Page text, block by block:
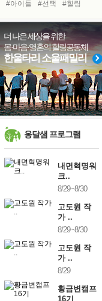
아픈 아버지를 위한 공간 설계
슬럼프
보고 싶은 어머니
유년 시절의 부산 영도 바다
못된 꼰대들
너무 황홀한 꽃들이여!
희망이란
'모른다'는 것
#아이들
#선택
#힐링
#사람
#독서
#친구
#다짐
#면역력
#비전캠프
#극복
#경험
#희망
#삶
#위기
#링컨학교
더 나은 세상을 위한
몸·마음·영혼의 힐링공동체
한울타리 소울패밀리
옹달샘 프로그램
내면혁명워
크..
8/29~8/30
고도원 작
가 ..
8/29~8/30
고도원 작
가 ..
8/29
황금변캠프
16기